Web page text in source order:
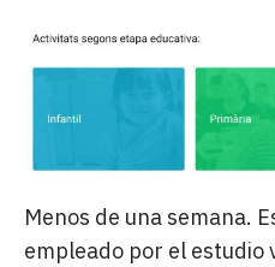
Menos de una semana.
empleado por el estudio